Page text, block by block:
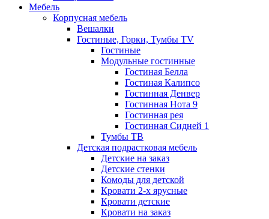
Мебель
Корпусная мебель
Вешалки
Гостиные, Горки, Тумбы TV
Гостиные
Модульные гостинные
Гостиная Белла
Гостиная Калипсо
Гостинная Денвер
Гостинная Нота 9
Гостинная рея
Гостинная Сидней 1
Тумбы ТВ
Детская подрастковая мебель
Детские на заказ
Детские стенки
Комоды для детской
Кровати 2-х ярусные
Кровати детские
Кровати на заказ